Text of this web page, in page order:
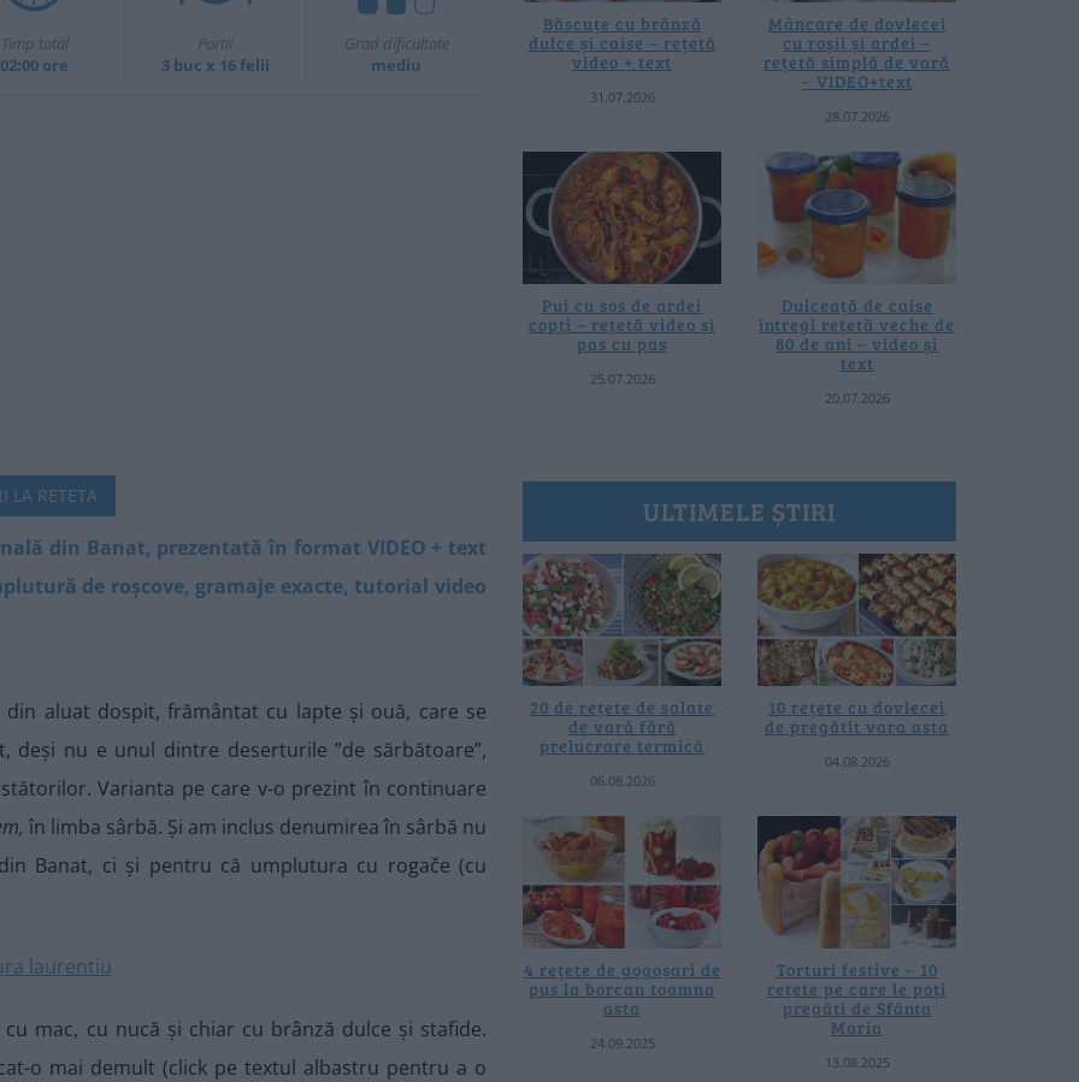
Timp total
02:00 ore
Portii
3 buc x 16 felii
Grad dificultate
mediu
LA RETETA
din Banat, prezentată în format VIDEO + text
de roșcove, gramaje exacte, tutorial video
aluat dospit, frământat cu lapte și ouă, care se
deși nu e unul dintre deserturile ”de sărbătoare”,
Varianta pe care v-o prezint în continuare
în limba sârbă. Și am inclus denumirea în sârbă nu
Banat, ci și pentru că umplutura cu rogače (cu
mac, cu nucă și chiar cu brânză dulce și stafide.
o mai demult (click pe textul albastru pentru a o
Băscuțe cu brânză
dulce și caise – rețetă
video + text
31.07.2026
Mâncare de dovlecei
cu roșii și ardei –
rețetă simplă de vară
– VIDEO+text
28.07.2026
Pui cu sos de ardei
copți – rețetă video și
pas cu pas
25.07.2026
Dulceață de caise
întregi rețetă veche de
80 de ani – video și
text
20.07.2026
ULTIMELE ȘTIRI
20 de rețete de salate
de vară fără
prelucrare termică
06.08.2026
10 rețete cu dovlecei
de pregătit vara asta
04.08.2026
4 rețete de gogoșari de
pus la borcan toamna
asta
24.09.2025
Torturi festive – 10
rețete pe care le poți
pregăti de Sfânta
Maria
13.08.2025